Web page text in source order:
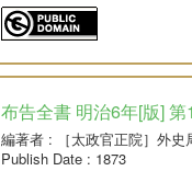
布告全書 明治6年[版]
編著者 : ［太政官正院］外史
Publish Date : 1873